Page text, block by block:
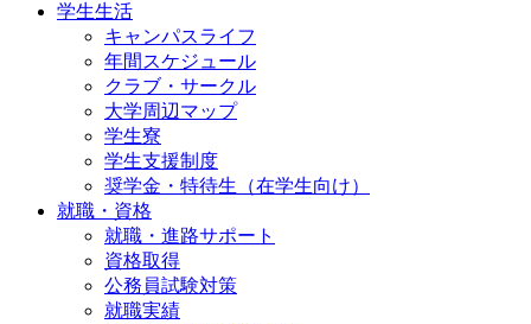
学生生活
キャンパスライフ
年間スケジュール
クラブ・サークル
大学周辺マップ
学生寮
学生支援制度
奨学金・特待生（在学生向け）
就職・資格
就職・進路サポート
資格取得
公務員試験対策
就職実績